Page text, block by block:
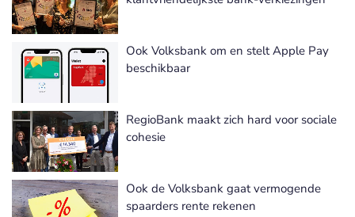
Ook Volksbank om en stelt Apple Pay
beschikbaar
RegioBank maakt zich hard voor sociale
cohesie
Ook de Volksbank gaat vermogende
spaarders rente rekenen